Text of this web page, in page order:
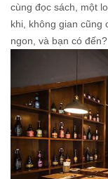
cùng đọc sách, một
khi, không gian cũng
ngon, và bạn có đến?